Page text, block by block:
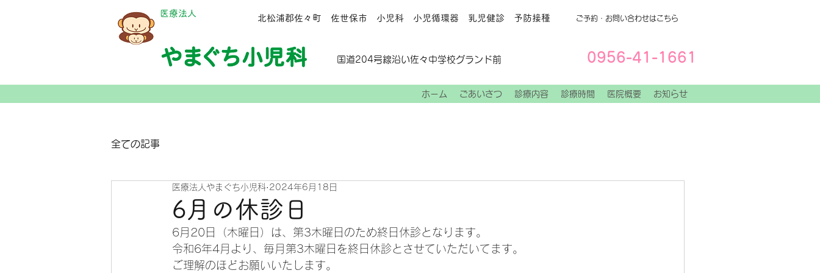
​医療法人
​北松浦郡佐々町 佐世保市 小児科 小児循環器 乳児健診 予防接種
国道204号線沿い佐々中学校グランド前
ご予約・お問い合わせはこちら
0956-41-1661
ホーム ごあいさつ 診療内容 診療時間 医院概要 お知らせ
全ての記事
6月の休診日
医療法人やまぐち小児科 2024年6月18日
6月20日（木曜日）は、第3木曜日のため終日休診となります。
令和6年4月より、毎月第3木曜日を終日休診とさせていただいてます。
ご理解のほどお願いいたします。